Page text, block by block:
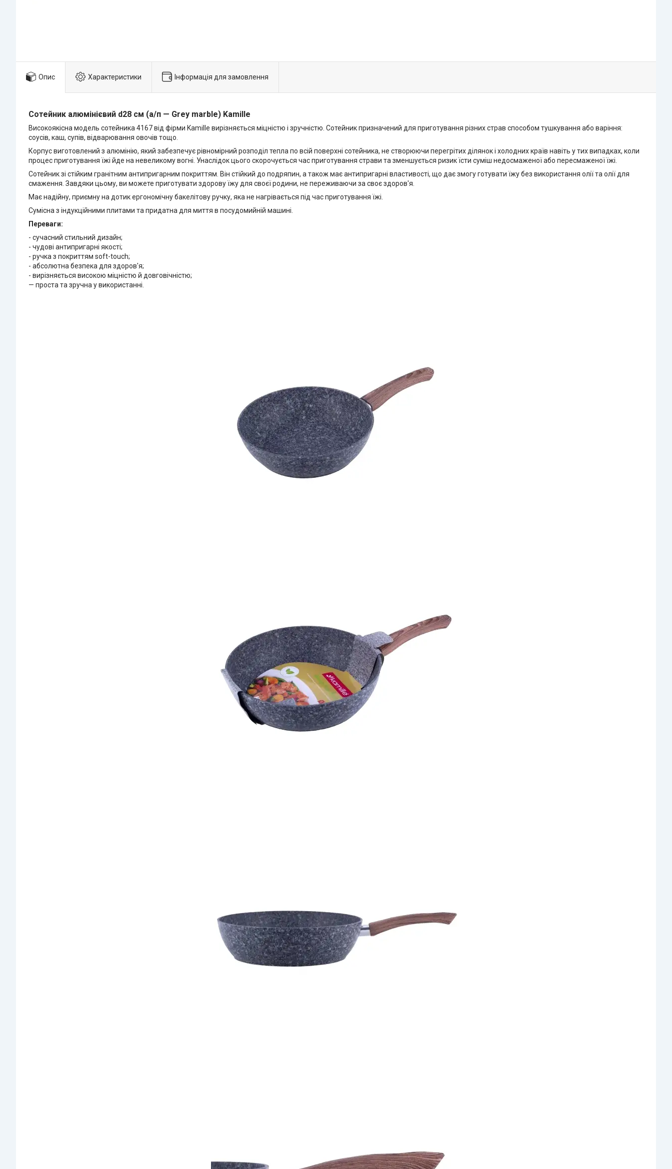
Опис Характеристики Інформація для замовлення
Сотейник алюмінієвий d28 см (а/п — Grey marble) Kamille
Високоякісна модель сотейника 4167 від фірми Kamille вирізняється міцністю і зручністю. Сотейник призначений для приготування різних страв способом тушкування або варіння:
соусів, каш, супів, відварювання овочів тощо.
Корпус виготовлений з алюмінію, який забезпечує рівномірний розподіл тепла по всій поверхні сотейника, не створюючи перегрітих ділянок і холодних країв навіть у тих випадках, коли
процес приготування їжі йде на невеликому вогні. Унаслідок цього скорочується час приготування страви та зменшується ризик їсти суміш недосмаженої або пересмаженої їжі.
Сотейник зі стійким гранітним антипригарним покриттям. Він стійкий до подряпин, а також має антипригарні властивості, що дає змогу готувати їжу без використання олії та олії для
смаження. Завдяки цьому, ви можете приготувати здорову їжу для своєї родини, не переживаючи за своє здоров'я.
Має надійну, приємну на дотик ергономічну бакелітову ручку, яка не нагрівається під час приготування їжі.
Сумісна з індукційними плитами та придатна для миття в посудомийній машині.
Переваги:
- сучасний стильний дизайн;
- чудові антипригарні якості;
- ручка з покриттям soft-touch;
- абсолютна безпека для здоров'я;
- вирізняється високою міцністю й довговічністю;
— проста та зручна у використанні.